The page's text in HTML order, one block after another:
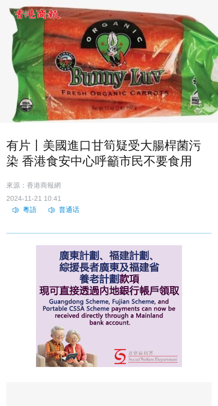
有片丨美國進口甘筍疑受大腸桿菌污
染 香港食安中心呼籲市民不要食用
來源：香港商報網
2024-11-21 10:41